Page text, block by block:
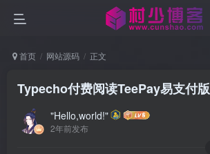
首页 网站源码 正文
Typecho付费阅读TeePay易支付版
"Hello,world!"
2年前发布